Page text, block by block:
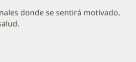
donde se sentirá motivado,